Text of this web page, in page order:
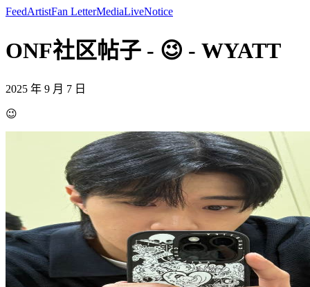
FeedArtistFan LetterMediaLiveNotice
ONF社区帖子 - 😉 - WYATT
2025 年 9 月 7 日
😉